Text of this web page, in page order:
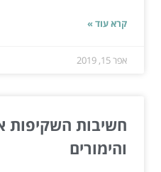
קרא עוד »
אפר 15, 2019
חשיבות השקיפות
והימורים